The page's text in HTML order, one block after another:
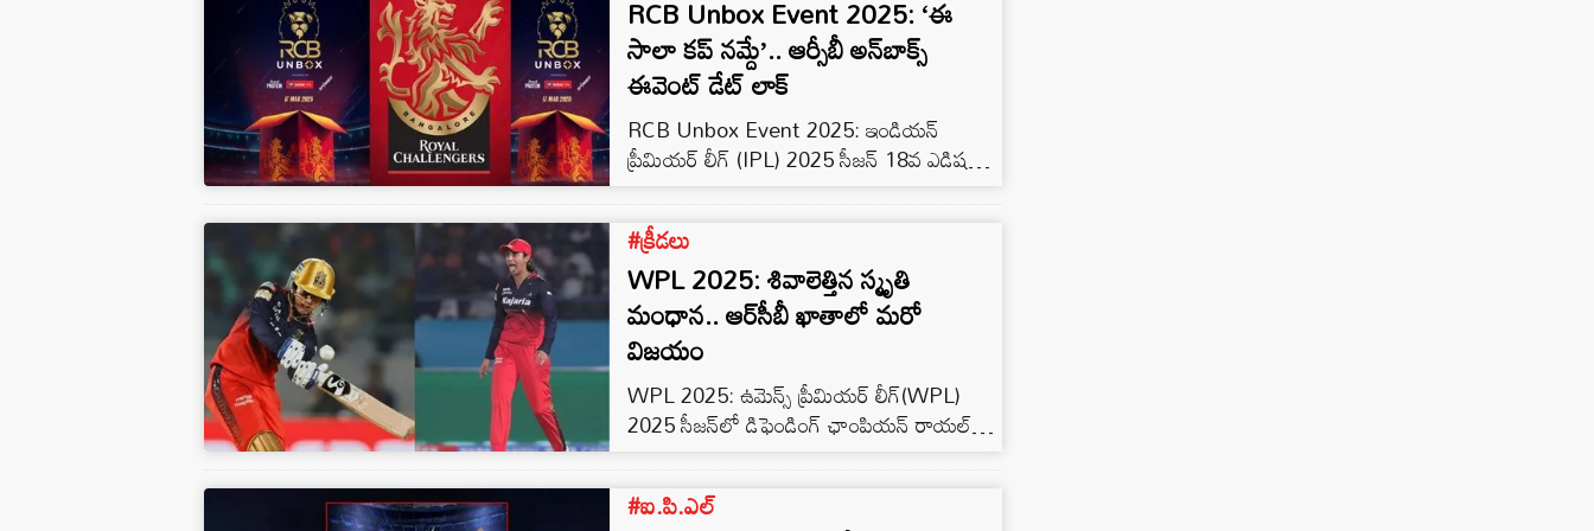
RCB Unbox Event 2025: ‘ఈ
సాలా కప్ నమ్దే’.. ఆర్సీబీ అన్‌బాక్స్
ఈవెంట్ డేట్ లాక్
RCB Unbox Event 2025: ఇండియన్
ప్రీమియర్ లీగ్ (IPL) 2025 సీజన్ 18వ ఎడిషన్
ఎదురుచూస్తున్న ఈ సీజన్ మార్చి 23 నుండి
ప్రారంభం కానుంది. ప్రతి సారి లాగా ఈ సారి కూడా
ఐపీఎల్ లోని అన్ని జట్లు తమ జట్లను
మెరుగుపరుచుకోవడానికి, కొత్త క్రీడాకారులను
తీసుకోని కప్ గెలిచేందుకు సిద్ధమయ్యాయి. ఈ
క్రమంలో రాయల్ ఛాలెంజర్స్ బెంగళూరు (RCB)
జట్టు తన ఫ్యాన్స్ కోసం…
#క్రీడలు
WPL 2025: శివాలెత్తిన స్మృతి
మంధాన.. ఆర్‌సీబీ ఖాతాలో మరో
విజయం
WPL 2025: ఉమెన్స్ ప్రీమియర్ లీగ్(WPL)
2025 సీజన్‌లో డిఫెండింగ్ ఛాంపియన్ రాయల్
కొనసాగుతోంది. తొలి మ్యాచ్‌లో భారీ లక్ష్యాన్ని
ఛేదించి సంచలన విజయం సాధించిన ఆర్‌సీబీ, రెండో
#ఐ.పి.ఎల్